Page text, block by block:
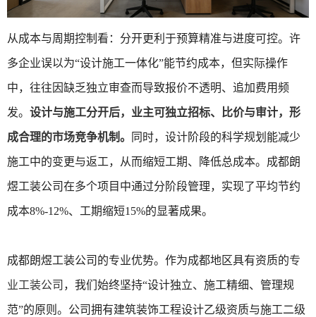
从成本与周期控制看：分开更利于预算精准与进度可控。许
多企业误以为“设计施工一体化”能节约成本，但实际操作
中，往往因缺乏独立审查而导致报价不透明、追加费用频
发。 设计与施工分开后，业主可独立招标、比价与审计，形
成合理的市场竞争机制。 同时，设计阶段的科学规划能减少
施工中的变更与返工，从而缩短工期、降低总成本。成都朗
煜工装公司在多个项目中通过分阶段管理，实现了平均节约
成本8%-12%、工期缩短15%的显著成果。
成都朗煜工装公司的专业优势。作为成都地区具有资质的专
业工装公司 ，我们始终坚持“设计独立、施工精细、管理规
范”的原则。公司拥有建筑装饰工程设计乙级资质与施工二级